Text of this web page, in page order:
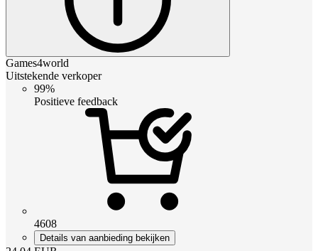
Games4world
Uitstekende verkoper
99%
Positieve feedback
4608
Details van aanbieding bekijken